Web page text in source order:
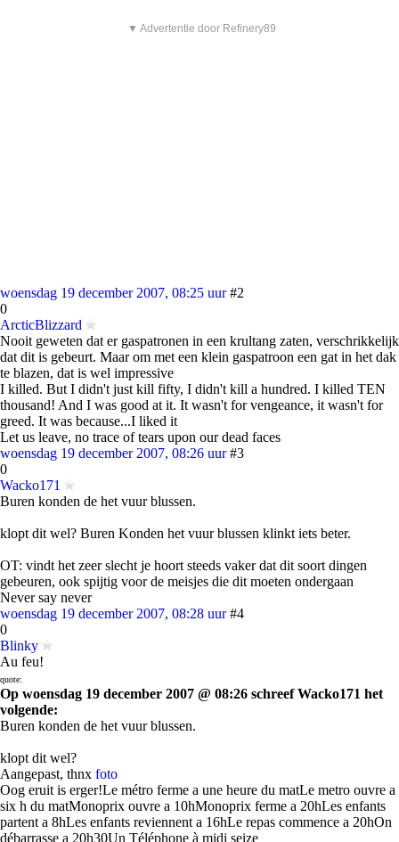
▼ Advertentie door Refinery89
woensdag 19 december 2007, 08:25 uur #2
0
ArcticBlizzard
Nooit geweten dat er gaspatronen in een krultang zaten, verschrikkelijk
dat dit is gebeurt. Maar om met een klein gaspatroon een gat in het dak
te blazen, dat is wel impressive
I killed. But I didn't just kill fifty, I didn't kill a hundred. I killed TEN
thousand! And I was good at it. It wasn't for vengeance, it wasn't for
greed. It was because...I liked it
Let us leave, no trace of tears upon our dead faces
woensdag 19 december 2007, 08:26 uur #3
0
Wacko171
Buren konden de het vuur blussen.
klopt dit wel? Buren Konden het vuur blussen klinkt iets beter.
OT: vindt het zeer slecht je hoort steeds vaker dat dit soort dingen
gebeuren, ook spijtig voor de meisjes die dit moeten ondergaan
Never say never
woensdag 19 december 2007, 08:28 uur #4
0
Blinky
Au feu!
quote:
Op woensdag 19 december 2007 @ 08:26 schreef Wacko171 het
volgende:
Buren konden de het vuur blussen.
klopt dit wel?
Aangepast, thnx foto
Oog eruit is erger!Le métro ferme a une heure du matLe metro ouvre a
six h du matMonoprix ouvre a 10hMonoprix ferme a 20hLes enfants
partent a 8hLes enfants reviennent a 16hLe repas commence a 20hOn
débarrasse a 20h30Un Téléphone à midi seize